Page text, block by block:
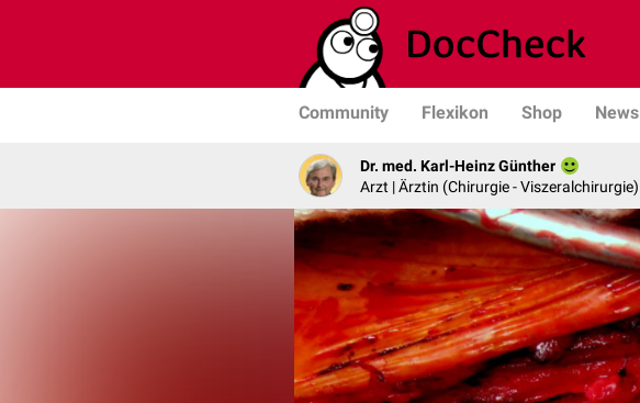
Community Flexikon Shop News
Dr. med. Karl-Heinz Günther
Arzt | Ärztin (Chirurgie - Viszeralchirurgie)